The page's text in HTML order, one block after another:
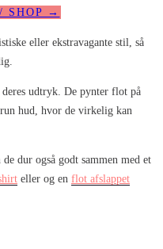
SHOP →
eller ekstravagante stil, så
udtryk. De pynter flot på
hud, hvor de virkelig kan
dur også godt sammen med et
eller og en flot afslappet